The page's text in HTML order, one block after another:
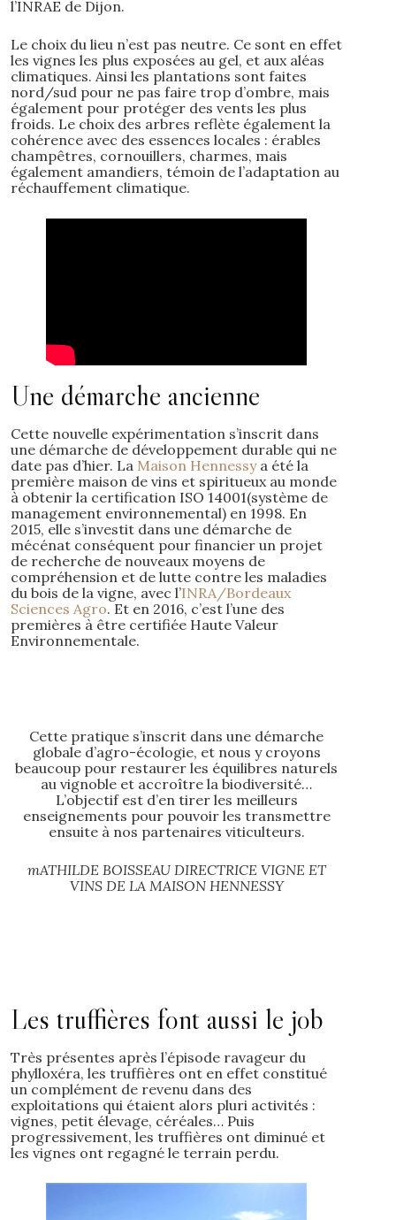
l’INRAE de Dijon.
Le choix du lieu n’est pas neutre. Ce sont en effet
les vignes les plus exposées au gel, et aux aléas
climatiques. Ainsi les plantations sont faites
nord/sud pour ne pas faire trop d’ombre, mais
également pour protéger des vents les plus
froids. Le choix des arbres reflète également la
cohérence avec des essences locales : érables
champêtres, cornouillers, charmes, mais
également amandiers, témoin de l’adaptation au
réchauffement climatique.
Une démarche ancienne
Cette nouvelle expérimentation s’inscrit dans
une démarche de développement durable qui ne
date pas d’hier. La Maison Hennessya été la
première maison de vins et spiritueux au monde
à obtenir la certification ISO 14001(système de
management environnemental) en 1998. En
2015, elle s’investit dans une démarche de
mécénat conséquent pour financier un projet
de recherche de nouveaux moyens de
compréhension et de lutte contre les maladies
du bois de la vigne, avec l’INRA/Bordeaux
Sciences Agro. Et en 2016, c’est l’une des
premières à être certifiée Haute Valeur
Environnementale.
Cette pratique s’inscrit dans une démarche
globale d’agro-écologie, et nous y croyons
beaucoup pour restaurer les équilibres naturels
au vignoble et accroître la biodiversité…
L’objectif est d’en tirer les meilleurs
enseignements pour pouvoir les transmettre
ensuite à nos partenaires viticulteurs.
mATHILDE BOISSEAU DIRECTRICE VIGNE ET
VINS DE LA MAISON HENNESSY
Les truffières font aussi le job
Très présentes après l’épisode ravageur du
phylloxéra, les truffières ont en effet constitué
un complément de revenu dans des
exploitations qui étaient alors pluri activités :
vignes, petit élevage, céréales… Puis
progressivement, les truffières ont diminué et
les vignes ont regagné le terrain perdu.